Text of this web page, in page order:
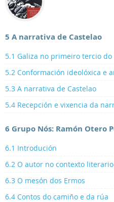
5 A narrativa de Castelao
5.1 Galiza no primeiro tercio do
5.2 Conformación ideolóxica e
5.3 A narrativa de Castelao
5.4 Recepción e vixencia da
6 Grupo Nós: Ramón Otero
6.1 Introdución
6.2 O autor no contexto
6.3 O mesón dos Ermos
6.4 Contos do camiño e da rúa